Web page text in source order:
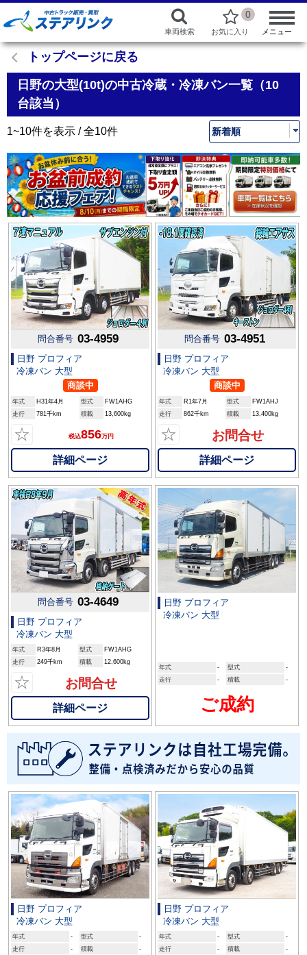
車両検索
0
お気に入り メニュー
トップページに戻る
日野の大型(10t)の中古冷蔵・冷凍バン一覧（10
台該当）
1~10件を表示 / 全10件
問合番号 03-4959
日野 プロフィア
冷凍バン 大型
商談中
年式 H31年4月 型式
FW1AHG
走行
781千km 積載 13,600kg
☆ 税込856万円
詳細ページ
問合番号 03-4951
日野 プロフィア
冷凍バン 大型
商談中
年式 R1年7月 型式
FW1AHJ
走行
862千km 積載 13,400kg
☆ お問合せ
詳細ページ
問合番号 03-4649
日野 プロフィア
冷凍バン 大型
年式 R3年8月 型式
FW1AHG
走行
249千km 積載 12,600kg
☆ お問合せ
詳細ページ
日野 プロフィア
冷凍バン 大型
年式 - 型式
-
走行
- 積載 -
ご成約
日野 プロフィア
冷凍バン 大型
年式 - 型式
-
走行
- 積載 -
日野 プロフィア
冷凍バン 大型
年式 - 型式
-
走行
- 積載 -